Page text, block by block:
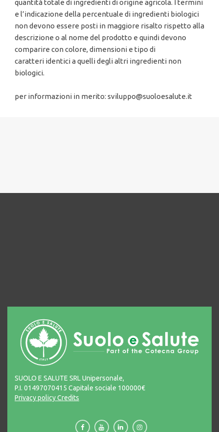
quantità totale di ingredienti di origine agricola. I termini
e l’indicazione della percentuale di ingredienti biologici
non devono essere posti in maggiore risalto rispetto alla
descrizione o al nome del prodotto e quindi devono
comparire con colore, dimensioni e tipo di
caratteri identici a quelli degli altri ingredienti non
biologici.
per informazioni in merito: sviluppo@suoloesalute.it
SUOLO E SALUTE SRL Unipersonale,
P.I. 01497070415 Capitale sociale 100000€
Privacy policyCredits